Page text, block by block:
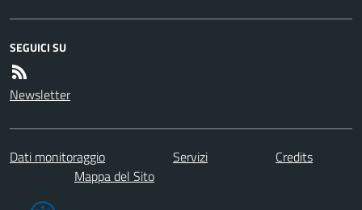
SEGUICI SU
Newsletter
Dati monitoraggio Servizi
Credits
Mappa del Sito